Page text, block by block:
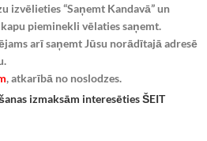
izvēlieties “Saņemt Kandavā” un
pieminekli vēlaties saņemt.
arī saņemt Jūsu norādītajā adresē
, atkarībā no noslodzes.
izmaksām interesēties ŠEIT